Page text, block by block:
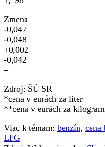
Zmena
-0,047
-0,048
+0,002
-0,042
–
Zdroj: ŠÚ SR
*cena v eurách za liter
**cena v eurách za kilogram
Viac k témam: benzín, cena
LPG